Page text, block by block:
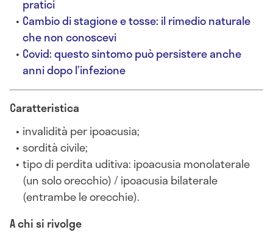
pratici
Cambio di stagione e tosse: il rimedio naturale
che non conoscevi
Covid: questo sintomo può persistere anche
anni dopo l’infezione
Caratteristica
invalidità per ipoacusia;
sordità civile;
tipo di perdita uditiva: ipoacusia monolaterale
(un solo orecchio) / ipoacusia bilaterale
(entrambe le orecchie).
A chi si rivolge